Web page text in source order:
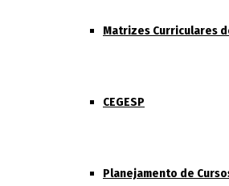
Matrizes Curriculares
CEGESP
Planejamento de